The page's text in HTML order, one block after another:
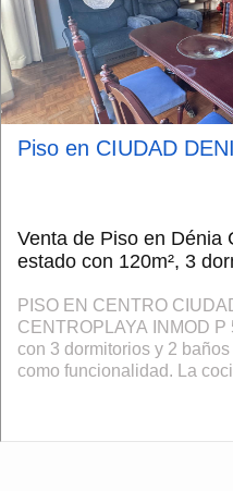
Piso en CIUDAD
Venta de Piso en Dénia
estado con 120m², 3
PISO EN CENTRO
CENTROPLAYA INMOD
con 3 dormitorios y 2
como funcionalidad. La